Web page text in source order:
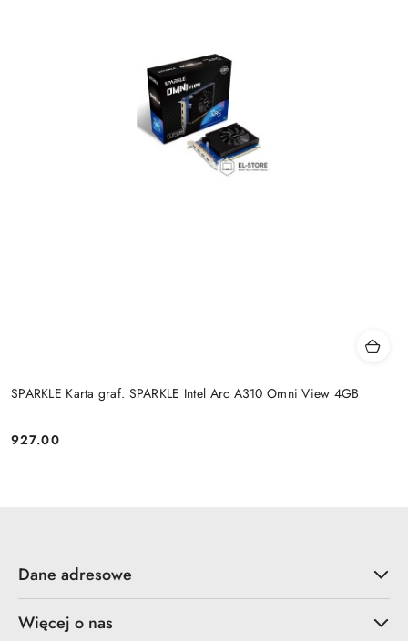
SPARKLE Karta graf. SPARKLE Intel Arc A310 Omni View 4GB
Cena:
927.00
Dane adresowe
Więcej o nas